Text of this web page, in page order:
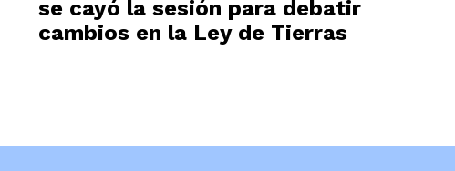
se cayó la sesión para debatir
cambios en la Ley de Tierras